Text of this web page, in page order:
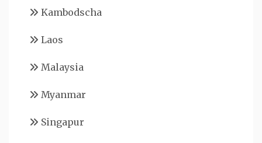
Kambodscha
Laos
Malaysia
Myanmar
Singapur